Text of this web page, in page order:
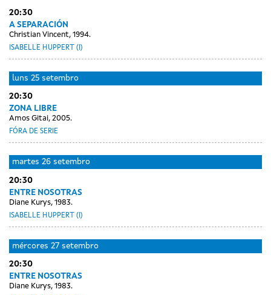
20:30
A SEPARACIÓN
Christian Vincent, 1994.
ISABELLE HUPPERT (I)
luns 25 setembro
20:30
ZONA LIBRE
Amos Gitai, 2005.
FÓRA DE SERIE
martes 26 setembro
20:30
ENTRE NOSOTRAS
Diane Kurys, 1983.
ISABELLE HUPPERT (I)
mércores 27 setembro
20:30
ENTRE NOSOTRAS
Diane Kurys, 1983.